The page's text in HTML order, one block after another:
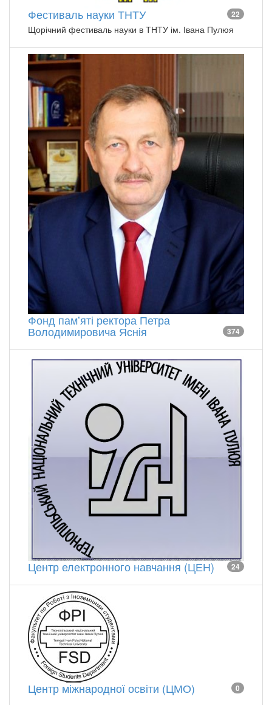
Фестиваль науки ТНТУ 22
Щорічний фестиваль науки в ТНТУ ім. Івана Пулюя
Фонд памʼяті ректора Петра
Володимировича Яснія 374
Центр електронного навчання (ЦЕН) 24
Центр міжнародної освіти (ЦМО) 0